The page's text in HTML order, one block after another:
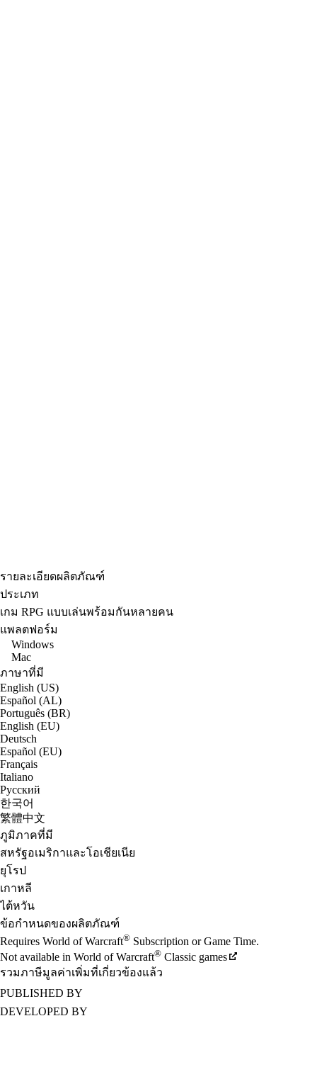
รายละเอียดผลิตภัณฑ์
ประเภท
เกม RPG แบบเล่นพร้อมกันหลายคน
แพลตฟอร์ม
Windows
Mac
ภาษาที่มี
English (US)
Español (AL)
Português (BR)
English (EU)
Deutsch
Español (EU)
Français
Italiano
Русский
한국어
繁體中文
ภูมิภาคที่มี
สหรัฐอเมริกาและโอเชียเนีย
ยุโรป
เกาหลี
ไต้หวัน
ข้อกำหนดของผลิตภัณฑ์
Requires World of Warcraft® Subscription or Game Time.
Not available in World of Warcraft® Classic games
รวมภาษีมูลค่าเพิ่มที่เกี่ยวข้องแล้ว
PUBLISHED BY
DEVELOPED BY